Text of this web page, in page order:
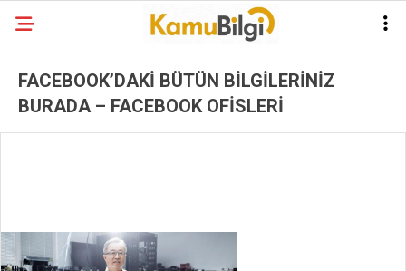
FACEBOOK’DAKİ BÜTÜN BİLGİLERİNİZ
BURADA – FACEBOOK OFİSLERİ